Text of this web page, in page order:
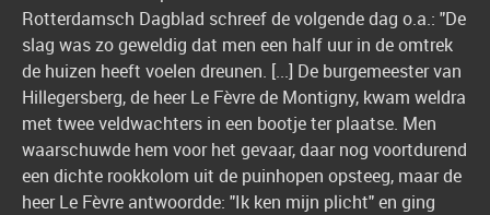
Rotterdamsch Dagblad schreef de volgende dag o.a.: "De
slag was zo geweldig dat men een half uur in de omtrek
de huizen heeft voelen dreunen. [...] De burgemeester van
Hillegersberg, de heer Le Fèvre de Montigny, kwam weldra
met twee veldwachters in een bootje ter plaatse. Men
waarschuwde hem voor het gevaar, daar nog voortdurend
een dichte rookkolom uit de puinhopen opsteeg, maar de
heer Le Fèvre antwoordde: "Ik ken mijn plicht" en ging